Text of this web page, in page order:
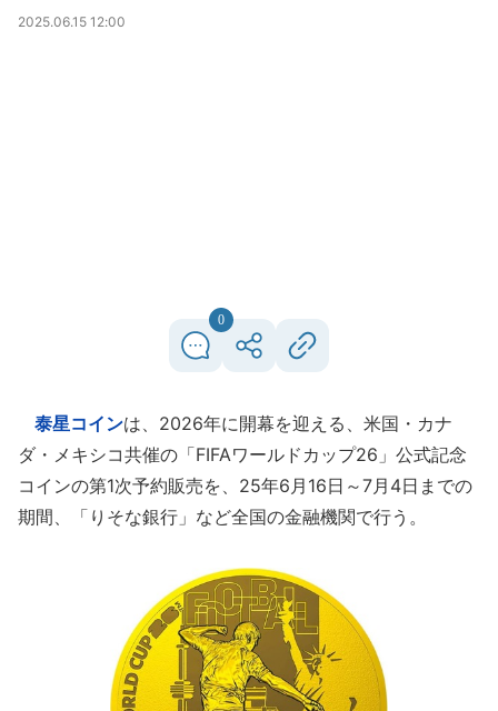
2025.06.15 12:00
0
泰星コインは、2026年に開幕を迎える、米国・カナ
ダ・メキシコ共催の「FIFAワールドカップ26」公式記念
コインの第1次予約販売を、25年6月16日～7月4日までの
期間、「りそな銀行」など全国の金融機関で行う。